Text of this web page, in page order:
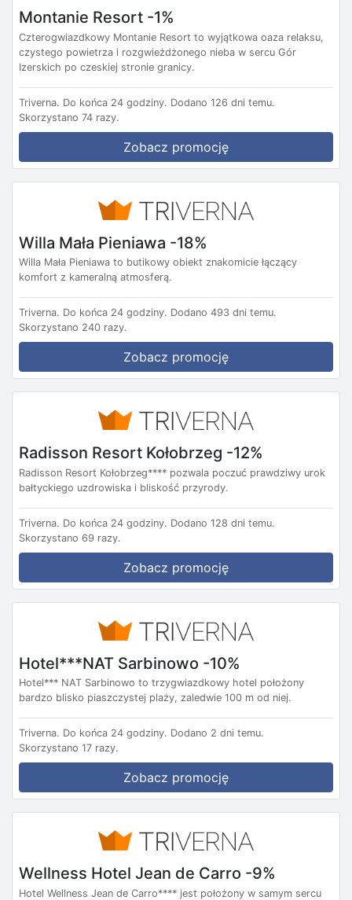
Montanie Resort -1%
Czterogwiazdkowy Montanie Resort to wyjątkowa oaza relaksu,
czystego powietrza i rozgwieżdżonego nieba w sercu Gór
Izerskich po czeskiej stronie granicy.
Triverna. Do końca 24 godziny. Dodano 126 dni temu.
Skorzystano 74 razy.
Zobacz promocję
Willa Mała Pieniawa -18%
Willa Mała Pieniawa to butikowy obiekt znakomicie łączący
komfort z kameralną atmosferą.
Triverna. Do końca 24 godziny. Dodano 493 dni temu.
Skorzystano 240 razy.
Zobacz promocję
Radisson Resort Kołobrzeg -12%
Radisson Resort Kołobrzeg**** pozwala poczuć prawdziwy urok
bałtyckiego uzdrowiska i bliskość przyrody.
Triverna. Do końca 24 godziny. Dodano 128 dni temu.
Skorzystano 69 razy.
Zobacz promocję
Hotel***NAT Sarbinowo -10%
Hotel*** NAT Sarbinowo to trzygwiazdkowy hotel położony
bardzo blisko piaszczystej plaży, zaledwie 100 m od niej.
Triverna. Do końca 24 godziny. Dodano 2 dni temu.
Skorzystano 17 razy.
Zobacz promocję
Wellness Hotel Jean de Carro -9%
Hotel Wellness Jean de Carro**** jest położony w samym sercu